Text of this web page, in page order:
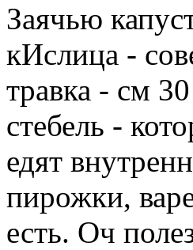
Заячью
кИслица -
травка - см
стебель -
едят
пирожки,
есть. Оч